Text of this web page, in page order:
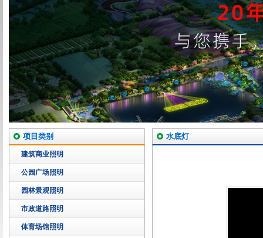
项目类别
建筑商业照明
公园广场照明
园林景观照明
市政道路照明
体育场馆照明
水底灯